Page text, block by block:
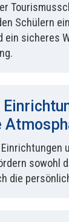
Schülern
ein sicheres
sowohl
die